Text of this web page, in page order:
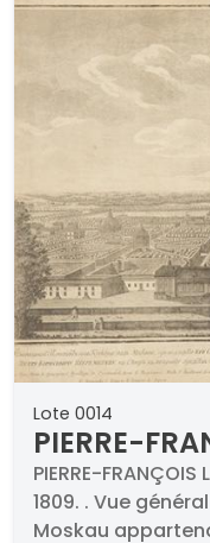
Lote 0014
PIERRE-
Vue
près de
PIERRE-
1809. . Vue
Moskau